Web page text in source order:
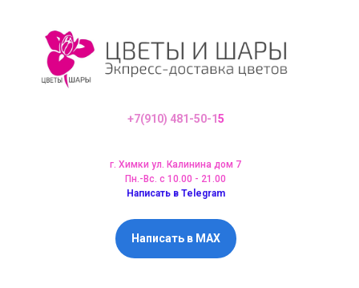
+7(910) 481-50-15
г. Химки ул. Калинина дом 7
Пн.-Вс. с 10.00 - 21.00
Написать в Telegram
Написать в MAX